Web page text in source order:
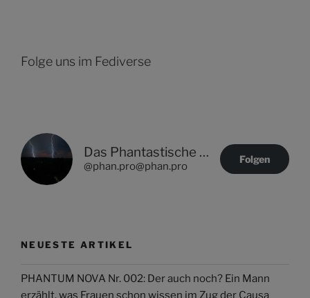
Folge uns im Fediverse
Das Phantastische Projekt - PHAN.PRO
@phan.pro@phan.pro
Folgen
NEUESTE ARTIKEL
PHANTUM NOVA Nr. 002: Der auch noch? Ein Mann
erzählt, was Frauen schon wissen im Zug der Causa